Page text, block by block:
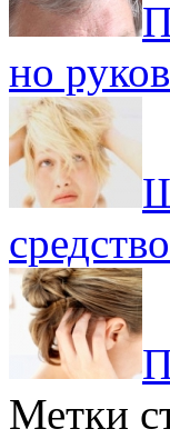
но
Метки